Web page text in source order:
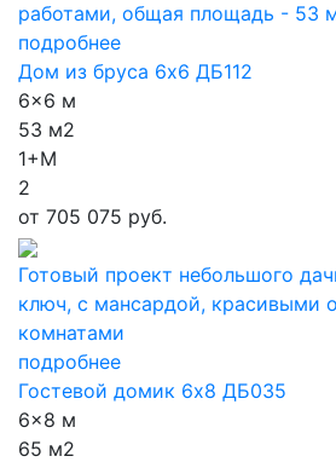
работами, общая площадь - 53
подробнее
Дом из бруса 6х6 ДБ112
6x6 м
53 м2
1+М
2
от 705 075 руб.
Готовый проект небольшого
ключ, с мансардой, красивыми
комнатами
подробнее
Гостевой домик 6х8 ДБ035
6x8 м
65 м2